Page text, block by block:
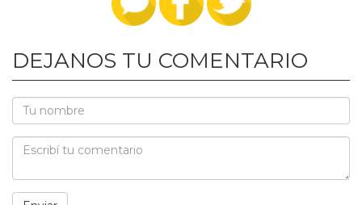
DEJANOS TU COMENTARIO